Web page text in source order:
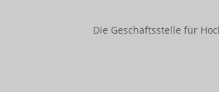
Die Geschäftsstelle für